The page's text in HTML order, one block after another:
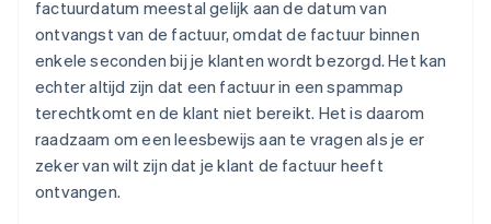
factuurdatum meestal gelijk aan de datum van
ontvangst van de factuur, omdat de factuur binnen
enkele seconden bij je klanten wordt bezorgd. Het kan
echter altijd zijn dat een factuur in een spammap
terechtkomt en de klant niet bereikt. Het is daarom
raadzaam om een leesbewijs aan te vragen als je er
zeker van wilt zijn dat je klant de factuur heeft
ontvangen.